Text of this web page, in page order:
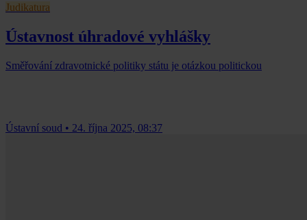
Judikatura
Ústavnost úhradové vyhlášky
Směřování zdravotnické politiky státu je otázkou politickou
Ústavní soud • 24. října 2025, 08:37